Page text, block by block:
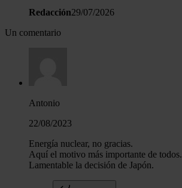
Redacción29/07/2026
Un comentario
Antonio
22/08/2023
Energía nuclear, no gracias.
Aquí el motivo más importante de todos.
Lamentable la decisión de Japón.